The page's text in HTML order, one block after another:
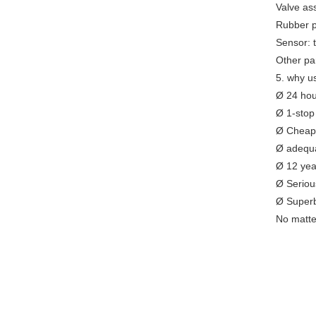
Valve
Rubber
Sensor:
Other
5. why
Ø 24
Ø 1-stop
Ø
Ø
Ø 12
Ø
Ø
No